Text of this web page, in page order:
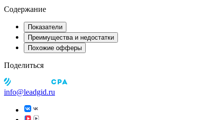
Содержание
Показатели
Преимущества и недостатки
Похожие офферы
Поделиться
info@leadgid.ru